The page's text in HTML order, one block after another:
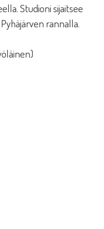
Studioni sijaitsee
rannalla.